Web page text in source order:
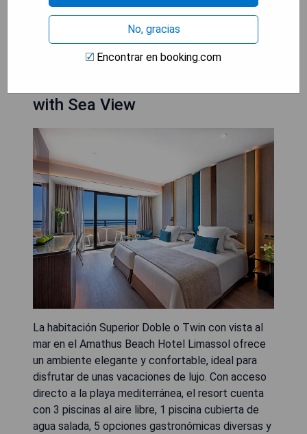
Amathus Beach Hotel Limassol:
with Sea View
La habitación Superior Doble o Twin con vista al
mar en el Amathus Beach Hotel Limassol ofrece
un ambiente elegante y confortable, ideal para
disfrutar de unas vacaciones de lujo. Con acceso
directo a la playa mediterránea, el resort cuenta
con 3 piscinas al aire libre, 1 piscina cubierta de
agua salada, 5 opciones gastronómicas diversas y
No, gracias
Encontrar en booking.com